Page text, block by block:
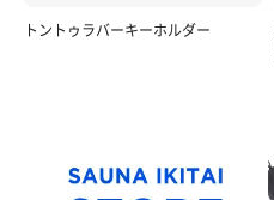
トントゥラバーキーホルダー